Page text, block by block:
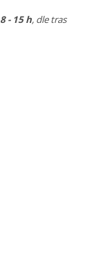
8 - 15 h, dle tras